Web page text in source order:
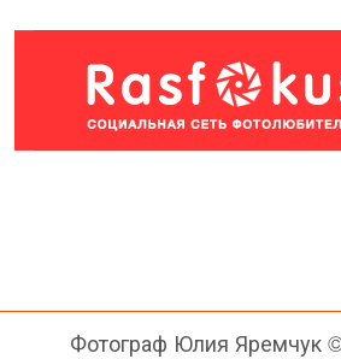
Фотограф Юлия Яремчук